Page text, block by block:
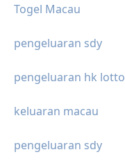
Togel Macau
pengeluaran sdy
pengeluaran hk lotto
keluaran macau
pengeluaran sdy